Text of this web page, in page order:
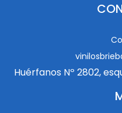
Huérfanos Nº 2802,